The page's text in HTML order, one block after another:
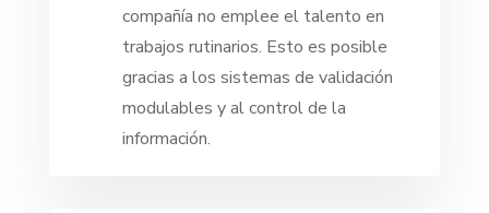
compañía no emplee el talento en
trabajos rutinarios. Esto es posible
gracias a los sistemas de validación
modulables y al control de la
información.